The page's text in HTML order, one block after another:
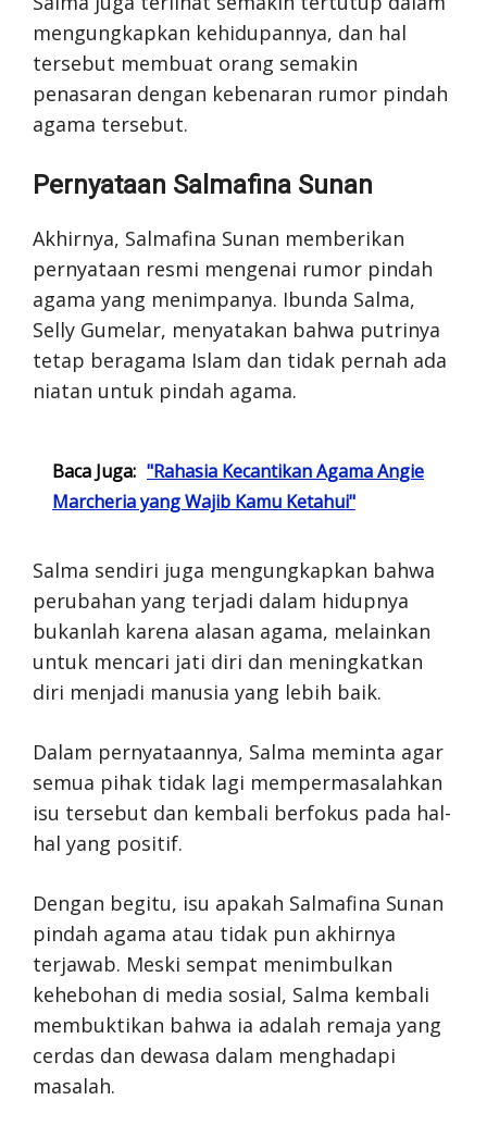
mengungkapkan kehidupannya, dan hal
tersebut membuat orang semakin
penasaran dengan kebenaran rumor pindah
agama tersebut.
Pernyataan Salmafina Sunan
Akhirnya, Salmafina Sunan memberikan
pernyataan resmi mengenai rumor pindah
agama yang menimpanya. Ibunda Salma,
Selly Gumelar, menyatakan bahwa putrinya
tetap beragama Islam dan tidak pernah ada
niatan untuk pindah agama.
Baca Juga: "Rahasia Kecantikan Agama Angie
Marcheria yang Wajib Kamu Ketahui"
Salma sendiri juga mengungkapkan bahwa
perubahan yang terjadi dalam hidupnya
bukanlah karena alasan agama, melainkan
untuk mencari jati diri dan meningkatkan
diri menjadi manusia yang lebih baik.
Dalam pernyataannya, Salma meminta agar
semua pihak tidak lagi mempermasalahkan
isu tersebut dan kembali berfokus pada hal-
hal yang positif.
Dengan begitu, isu apakah Salmafina Sunan
pindah agama atau tidak pun akhirnya
terjawab. Meski sempat menimbulkan
kehebohan di media sosial, Salma kembali
membuktikan bahwa ia adalah remaja yang
cerdas dan dewasa dalam menghadapi
masalah.